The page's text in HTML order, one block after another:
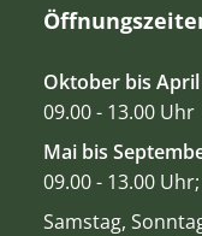
Oktober bis April
09.00 - 13.00 Uhr
Mai bis
09.00 - 13.00
Samstag,